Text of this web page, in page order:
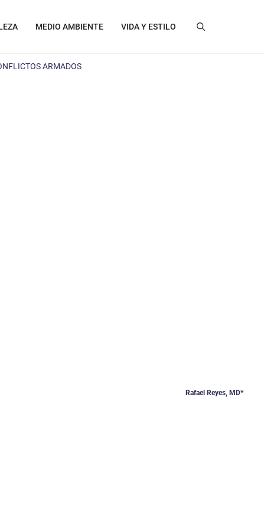
MEDIO AMBIENTE VIDA Y ESTILO
ARMADOS
Rafael Reyes, MD*